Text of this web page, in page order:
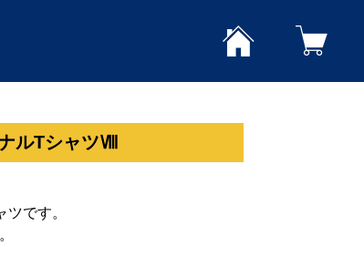
ルTシャツⅧ
です。